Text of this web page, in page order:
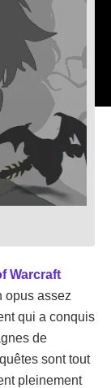
Warcraft
opus assez
qui a conquis
de
sont tout
pleinement